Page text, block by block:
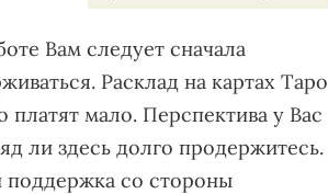
Вам следует сначала
Расклад на картах Таро
платят мало. Перспектива у Вас
ли здесь долго продержитесь.
поддержка со стороны